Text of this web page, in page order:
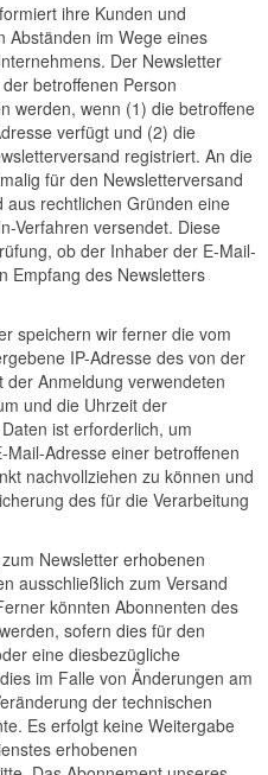
ihre Kunden und
Abständen im Wege eines
Der Newsletter
betroffenen Person
werden, wenn (1) die betroffene
verfügt und (2) die
registriert. An die
für den Newsletterversand
rechtlichen Gründen eine
Verfahren versendet. Diese
ob der Inhaber der E-Mail-
Empfang des Newsletters
speichern wir ferner die vom
IP-Adresse des von der
Anmeldung verwendeten
und die Uhrzeit der
ist erforderlich, um
Adresse einer betroffenen
nachvollziehen zu können und
des für die Verarbeitung
Newsletter erhobenen
ausschließlich zum Versand
könnten Abonnenten des
sofern dies für den
eine diesbezügliche
im Falle von Änderungen am
der technischen
Es erfolgt keine Weitergabe
erhobenen